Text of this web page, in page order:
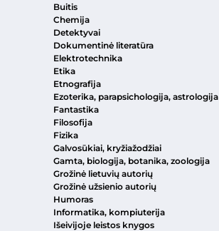
Buitis
Chemija
Detektyvai
Dokumentinė literatūra
Elektrotechnika
Etika
Etnografija
Ezoterika, parapsichologija, astrologija
Fantastika
Filosofija
Fizika
Galvosūkiai, kryžiažodžiai
Gamta, biologija, botanika, zoologija
Grožinė lietuvių autorių
Grožinė užsienio autorių
Humoras
Informatika, kompiuterija
Išeivijoje leistos knygos